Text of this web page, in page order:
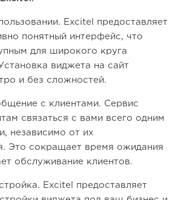
Excitel предоставляет
понятный интерфейс, что
для широкого круга
виджета на сайт
и без сложностей.
с клиентами. Сервис
связаться с вами всего одним
независимо от их
Это сокращает время ожидания
обслуживание клиентов.
Excitel предоставляет